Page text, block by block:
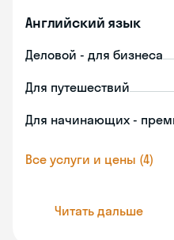
Английский язык
Деловой - для бизнеса
Для путешествий
Для начинающих -
Все услуги и цены (4)
Читать дальше